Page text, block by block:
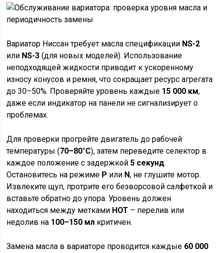
Вариатор Ниссан требует масла спецификации NS-2
или NS-3 (для новых моделей). Использование
неподходящей жидкости приводит к ускоренному
износу конусов и ремня, что сокращает ресурс агрегата
до 30–50%. Проверяйте уровень каждые 15 000 км,
даже если индикатор на панели не сигнализирует о
проблемах.
Для проверки прогрейте двигатель до рабочей
температуры (70–80°C), затем переведите селектор в
каждое положение с задержкой5 секунд.
Остановитесь на режиме P или N, не глушите мотор.
Извлеките щуп, протрите его безворсовой салфеткой и
вставьте обратно до упора. Уровень должен
находиться между метками HOT – перелив или
недолив на 100–150 мл критичен.
Замена масла в вариаторе проводится каждые 60 000